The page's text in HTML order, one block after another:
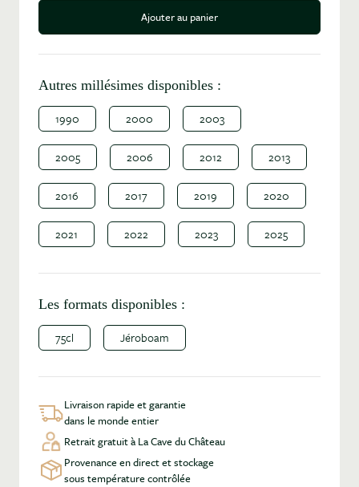
Ajouter au panier
Autres millésimes disponibles :
1990 2000 2003
2005 2006 2012 2013
2016 2017 2019 2020
2021 2022 2023 2025
Les formats disponibles :
75cl Jéroboam
Livraison rapide et garantie
dans le monde entier
Retrait gratuit à La Cave du Château
Provenance en direct et stockage
sous température contrôlée